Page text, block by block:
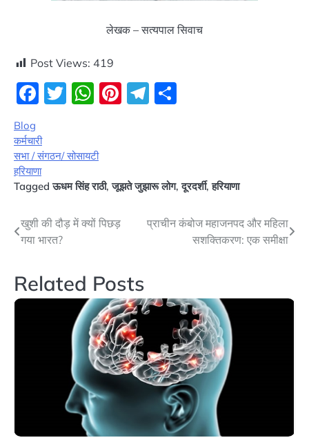
लेखक – सत्यपाल सिवाच
Post Views: 419
Facebook
Twitter
WhatsApp
Pinterest
Telegram
Blog
कर्मचारी
सभा / संगठन/ सोसायटी
हरियाणा
Taggedऊधम सिंह राठी,जूझते जुझारू लोग,दूरदर्शी,हरियाणा
Post
खुशी की दौड़ में क्यों पिछड़
गया भारत?
प्राचीन कंबोज महाजनपद और महिला
सशक्तिकरण: एक समीक्षा
Related Posts